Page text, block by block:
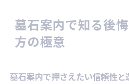
墓石案内で見落としが
墓石選びで失敗しない
墓石案内でよくある疑
墓石案内で知る後
方の極意
墓石案内で押さえたい信頼性と